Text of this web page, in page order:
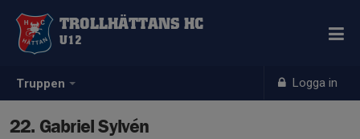
Truppen Logga in
TROLLHÄTTANS HC
U12
22. Gabriel Sylvén